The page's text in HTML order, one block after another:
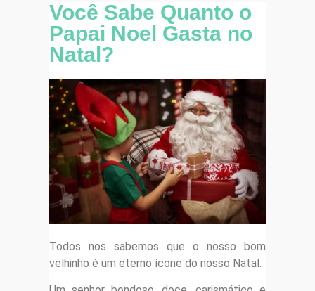
Você Sabe Quanto o
Papai Noel Gasta no
Natal?
Todos nos sabemos que o nosso bom
velhinho é um eterno ícone do nosso Natal.